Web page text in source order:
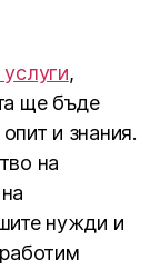
,
ще бъде
и знания.
на
нужди и